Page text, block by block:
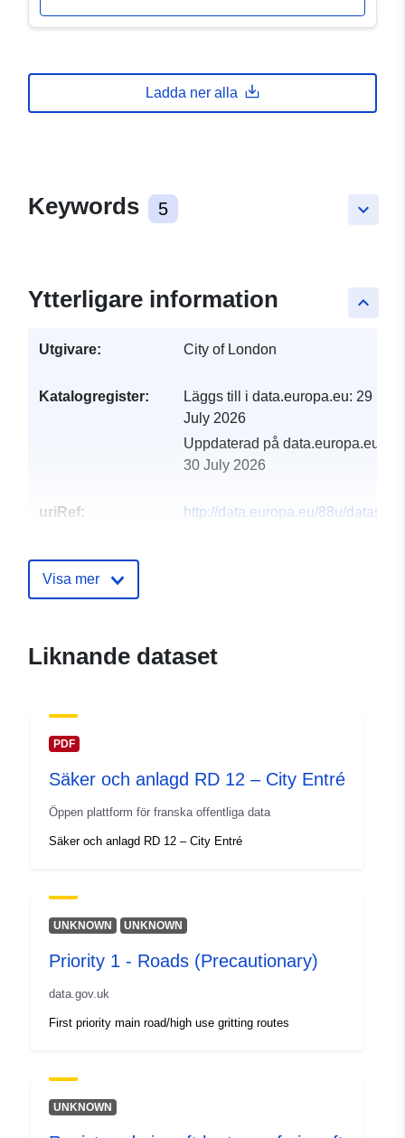
Ladda ner alla
keyboard_arrow_down
Keywords 5
keyboard_arrow_up
Ytterligare information
Utgivare: City of London
Katalogregister: Läggs till i data.europa.eu: 29
July 2026
Uppdaterad på data.europa.eu:
30 July 2026
uriRef:
http://data.europa.eu/88u/dataset/
Visa mer
Liknande dataset
PDF
Säker och anlagd RD 12 – City Entré
Öppen plattform för franska offentliga data
Säker och anlagd RD 12 – City Entré
UNKNOWN UNKNOWN
Priority 1 - Roads (Precautionary)
data.gov.uk
First priority main road/high use gritting routes
UNKNOWN